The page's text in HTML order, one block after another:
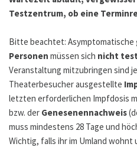
Testzentrum, ob eine
Bitte beachtet: Asymptomatische
Personen müssen sich nicht
Veranstaltung mitzubringen sind
Theaterbesucher ausgestellte
letzten erforderlichen Impfdosis
bzw. der Genesenennachweis
muss mindestens 28 Tage und
Wichtig, falls ihr im Umland